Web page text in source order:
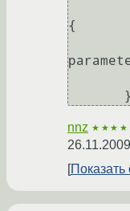
{
nnz ★★★★
Показать